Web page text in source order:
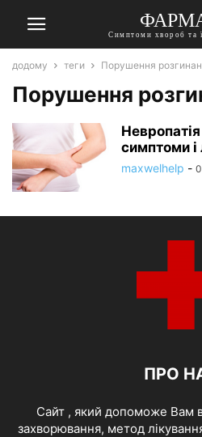
Симптоми хвороб та
додому теги Порушення
Порушення
симптоми і
maxwelhelp -
ПРО
Cайт , який допоможе Вам
захворювання, метод